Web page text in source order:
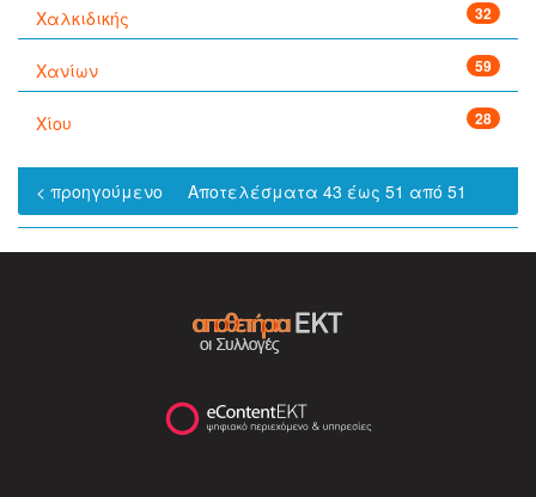
Χαλκιδικής 32
Χανίων 59
Χίου 28
Αποτελέσματα 43 έως 51 από 51
< προηγούμενο